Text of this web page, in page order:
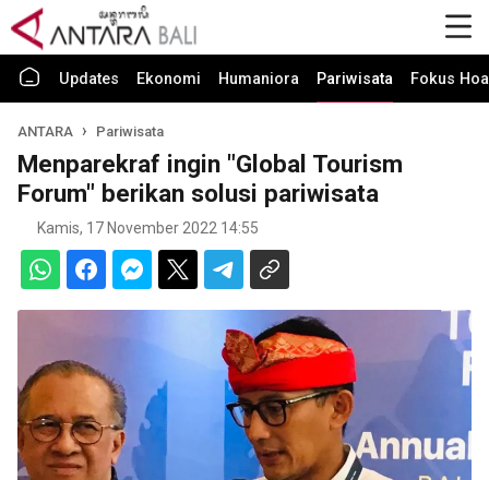
Updates Ekonomi Humaniora Pariwisata Fokus
ANTARA Pariwisata
Menparekraf ingin "Global Tourism
Forum" berikan solusi pariwisata
Kamis, 17 November 2022 14:55